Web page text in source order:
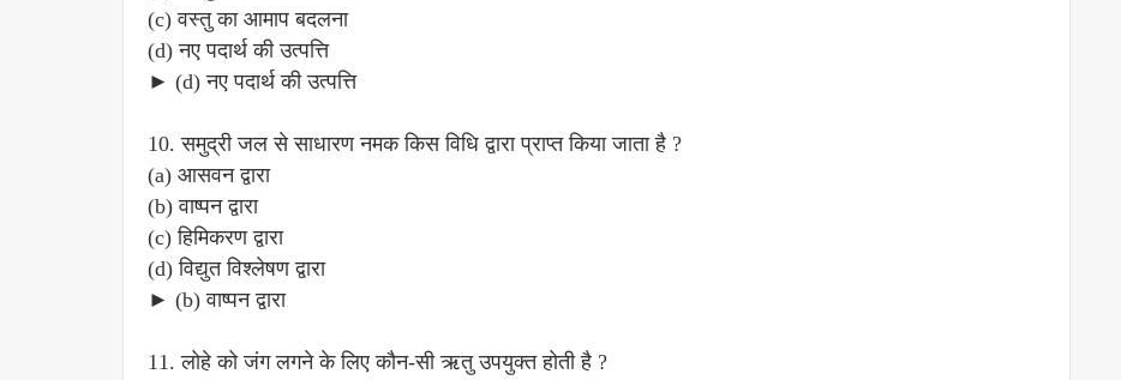
(c) वस्तु का आमाप बदलना
(d) नए पदार्थ की उत्पत्ति
► (d) नए पदार्थ की उत्पत्ति
10. समुद्री जल से साधारण नमक किस विधि द्वारा प्राप्त किया जाता है ?
(a) आसवन द्वारा
(b) वाष्पन द्वारा
(c) हिमिकरण द्वारा
(d) विद्युत विश्लेषण द्वारा
► (b) वाष्पन द्वारा
11. लोहे को जंग लगने के लिए कौन-सी ऋतु उपयुक्त होती है ?